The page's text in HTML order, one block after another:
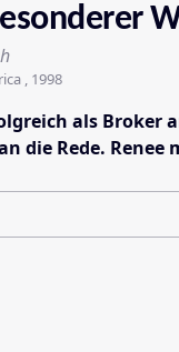
, 1998
als Broker
die Rede.